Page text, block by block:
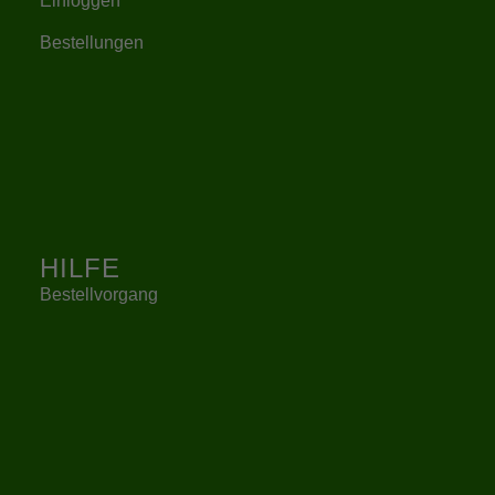
Bestellungen
HILFE
Bestellvorgang